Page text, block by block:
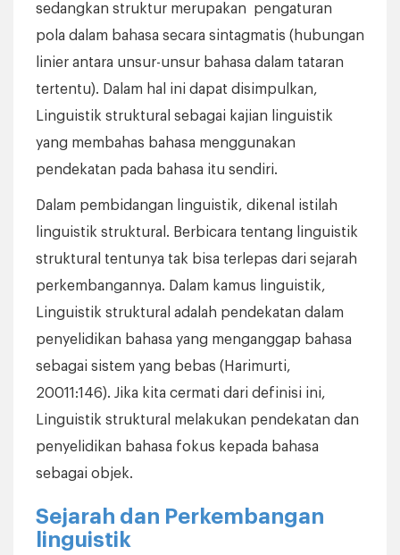
sedangkan struktur merupakan pengaturan
pola dalam bahasa secara sintagmatis (hubungan
linier antara unsur-unsur bahasa dalam tataran
tertentu). Dalam hal ini dapat disimpulkan,
Linguistik struktural sebagai kajian linguistik
yang membahas bahasa menggunakan
pendekatan pada bahasa itu sendiri.
Dalam pembidangan linguistik, dikenal istilah
linguistik struktural. Berbicara tentang linguistik
struktural tentunya tak bisa terlepas dari sejarah
perkembangannya. Dalam kamus linguistik,
Linguistik struktural adalah pendekatan dalam
penyelidikan bahasa yang menganggap bahasa
sebagai sistem yang bebas (Harimurti,
20011:146). Jika kita cermati dari definisi ini,
Linguistik struktural melakukan pendekatan dan
penyelidikan bahasa fokus kepada bahasa
sebagai objek.
Sejarah dan Perkembangan
linguistik